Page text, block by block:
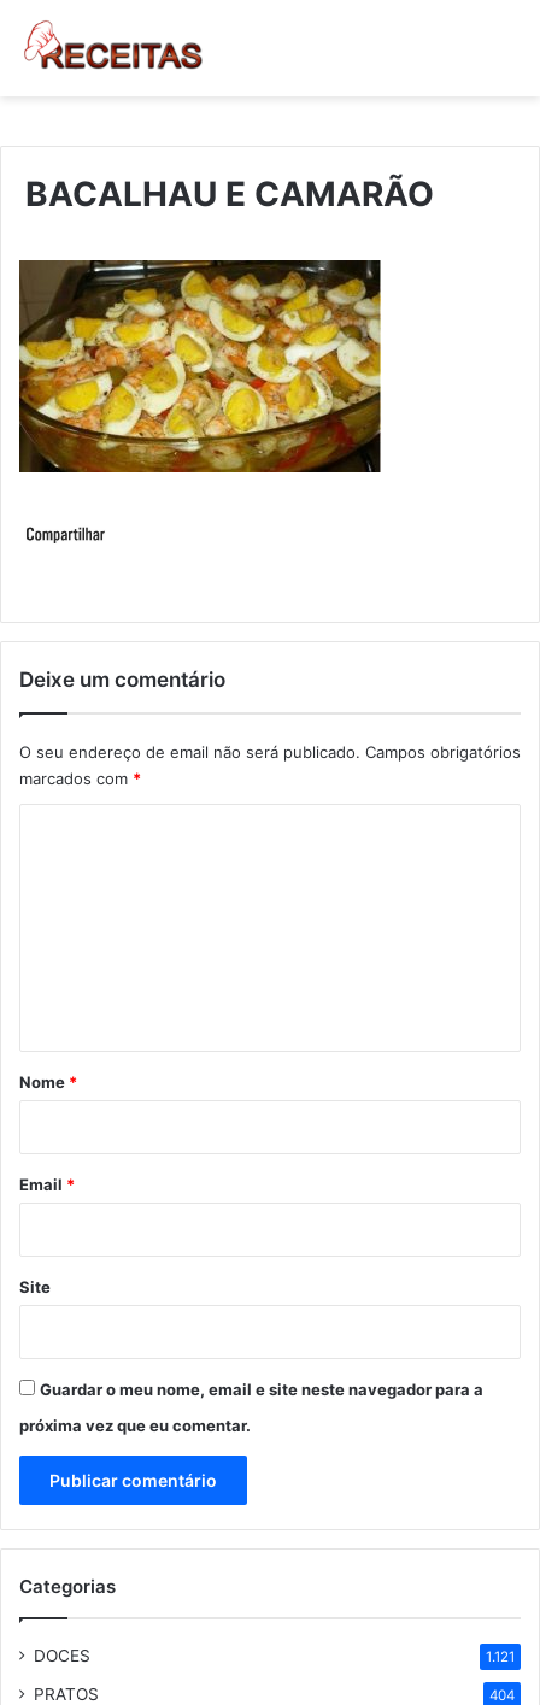
BACALHAU E CAMARÃO
Deixe um comentário
O seu endereço de email não será publicado. Campos obrigatórios
marcados com *
r
*
Nome *
Email *
Site
Guardar o meu nome, email e site neste navegador para a
próxima vez que eu comentar.
Categorias
DOCES 1.121
PRATOS 404